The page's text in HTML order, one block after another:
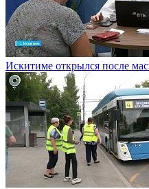
Искитиме открылся после